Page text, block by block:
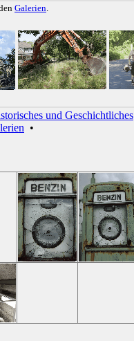
Galerien.
und Geschichtliches
•